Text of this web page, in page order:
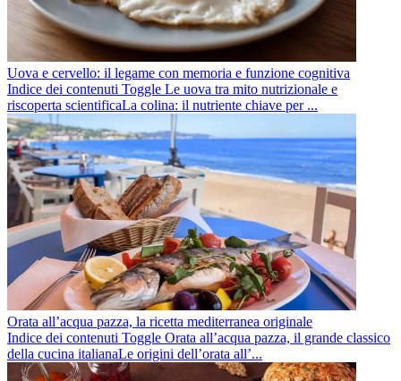
Uova e cervello: il legame con memoria e funzione cognitiva
Indice dei contenuti Toggle Le uova tra mito nutrizionale e
riscoperta scientificaLa colina: il nutriente chiave per ...
Orata all’acqua pazza, la ricetta mediterranea originale
Indice dei contenuti Toggle Orata all’acqua pazza, il grande classico
della cucina italianaLe origini dell’orata all’...